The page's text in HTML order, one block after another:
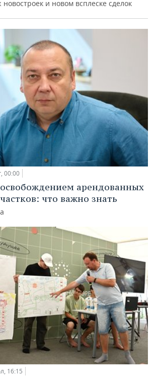
и новом всплеске сделок
00:00
арендованных
что важно знать
16:15